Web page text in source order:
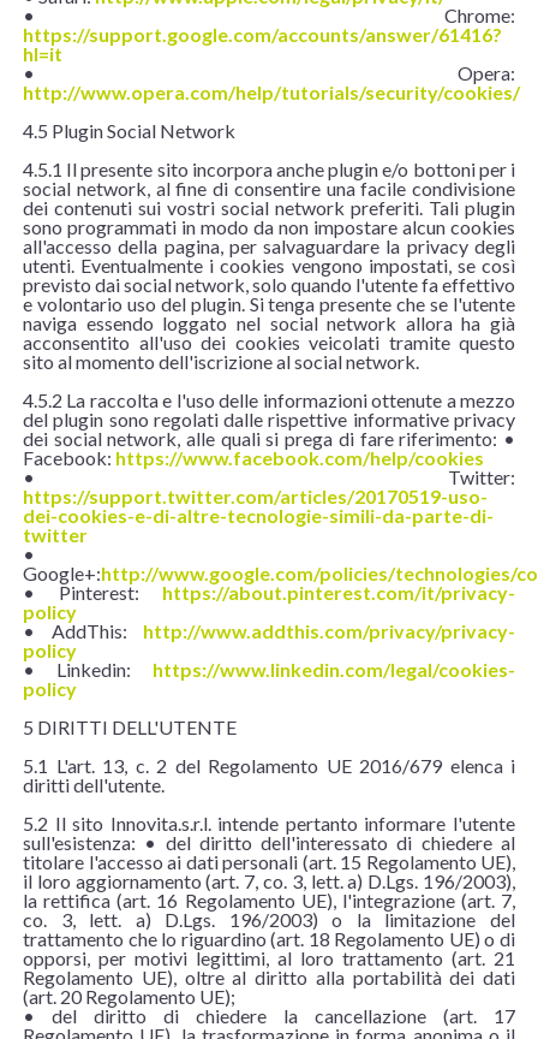
• Chrome:
https://support.google.com/accounts/answer/61416?
hl=it
• Opera:
http://www.opera.com/help/tutorials/security/cookies/
4.5 Plugin Social Network
4.5.1 Il presente sito incorpora anche plugin e/o bottoni per i
social network, al fine di consentire una facile condivisione
dei contenuti sui vostri social network preferiti. Tali plugin
sono programmati in modo da non impostare alcun cookies
all'accesso della pagina, per salvaguardare la privacy degli
utenti. Eventualmente i cookies vengono impostati, se così
previsto dai social network, solo quando l'utente fa effettivo
e volontario uso del plugin. Si tenga presente che se l'utente
naviga essendo loggato nel social network allora ha già
acconsentito all'uso dei cookies veicolati tramite questo
sito al momento dell'iscrizione al social network.
4.5.2 La raccolta e l'uso delle informazioni ottenute a mezzo
del plugin sono regolati dalle rispettive informative privacy
dei social network, alle quali si prega di fare riferimento: •
Facebook: https://www.facebook.com/help/cookies
• Twitter:
https://support.twitter.com/articles/20170519-uso-
dei-cookies-e-di-altre-tecnologie-simili-da-parte-di-
twitter
•
Google+:http://www.google.com/policies/technologies/
• Pinterest: https://about.pinterest.com/it/privacy-
policy
• AddThis: http://www.addthis.com/privacy/privacy-
policy
• Linkedin: https://www.linkedin.com/legal/cookies-
policy
5 DIRITTI DELL'UTENTE
5.1 L'art. 13, c. 2 del Regolamento UE 2016/679 elenca i
diritti dell'utente.
5.2 Il sito Innovita.s.r.l. intende pertanto informare l'utente
sull'esistenza: • del diritto dell'interessato di chiedere al
titolare l'accesso ai dati personali (art. 15 Regolamento UE),
il loro aggiornamento (art. 7, co. 3, lett. a) D.Lgs. 196/2003),
la rettifica (art. 16 Regolamento UE), l'integrazione (art. 7,
co. 3, lett. a) D.Lgs. 196/2003) o la limitazione del
trattamento che lo riguardino (art. 18 Regolamento UE) o di
opporsi, per motivi legittimi, al loro trattamento (art. 21
Regolamento UE), oltre al diritto alla portabilità dei dati
(art. 20 Regolamento UE);
• del diritto di chiedere la cancellazione (art. 17